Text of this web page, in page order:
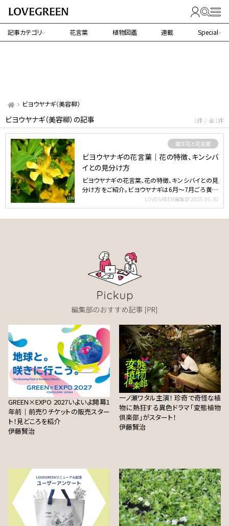
記事カテゴリ 花言葉 植物図鑑 連載 Special
ビヨウヤナギ（美容柳）
ビヨウヤナギ（美容柳）の記事 1件 / 全1件
誕生花と花言葉
ビヨウヤナギの花言葉｜花の特徴、キンシバ
イとの見分け方
ビヨウヤナギの花言葉、花の特徴、キンシバイとの見
分け方をご紹介。ビヨウヤナギは6月～7月ごろ黄色
LOVEGREEN編集部 2025.05.30
GREEN×EXPO 2027いよいよ開幕1
年前｜前売りチケットの販売スター
ト！見どころを紹介
伊藤賢治
一ノ瀬ワタル主演！ 珍奇で奇怪な植
物に熱狂する異色ドラマ「変態植物
倶楽部」がスタート！
伊藤賢治